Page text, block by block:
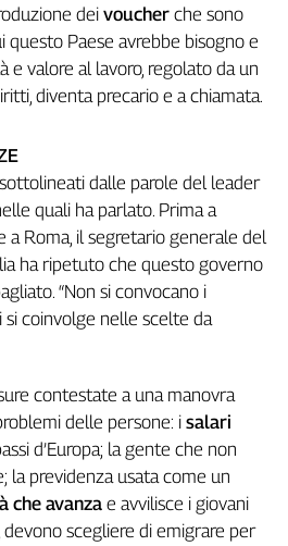
dei voucher che sono
questo Paese avrebbe bisogno e
e valore al lavoro, regolato da un
diventa precario e a chiamata.
dalle parole del leader
quali ha parlato. Prima a
a Roma, il segretario generale del
ha ripetuto che questo governo
“Non si convocano i
si coinvolge nelle scelte da
contestate a una manovra
delle persone: i salari
d’Europa; la gente che non
la previdenza usata come un
che avanzae avvilisce i giovani
devono scegliere di emigrare per